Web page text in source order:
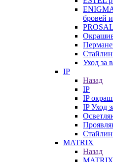
бровей
Уход за
IP
Назад
IP
IP
IP Уход
MATRIX
Назад
MATRIX